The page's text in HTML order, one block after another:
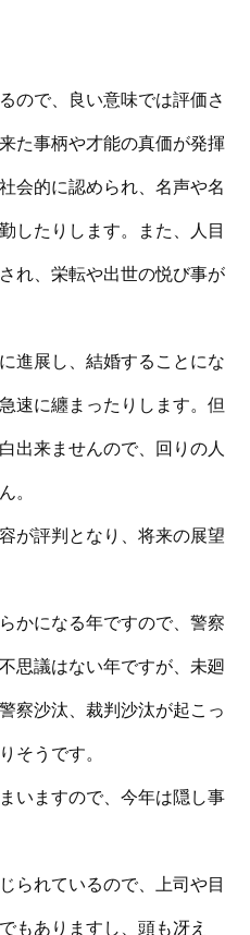
ので、良い意味では評価さ
た事柄や才能の真価が発揮
会的に認められ、名声や名
したりします。また、人目
れ、栄転や出世の悦び事が
進展し、結婚することにな
速に纏まったりします。但
出来ませんので、回りの人
。
が評判となり、将来の展望
かになる年ですので、警察
思議はない年ですが、未廻
察沙汰、裁判沙汰が起こっ
そうです。
いますので、今年は隠し事
られているので、上司や目
もありますし、頭も冴え